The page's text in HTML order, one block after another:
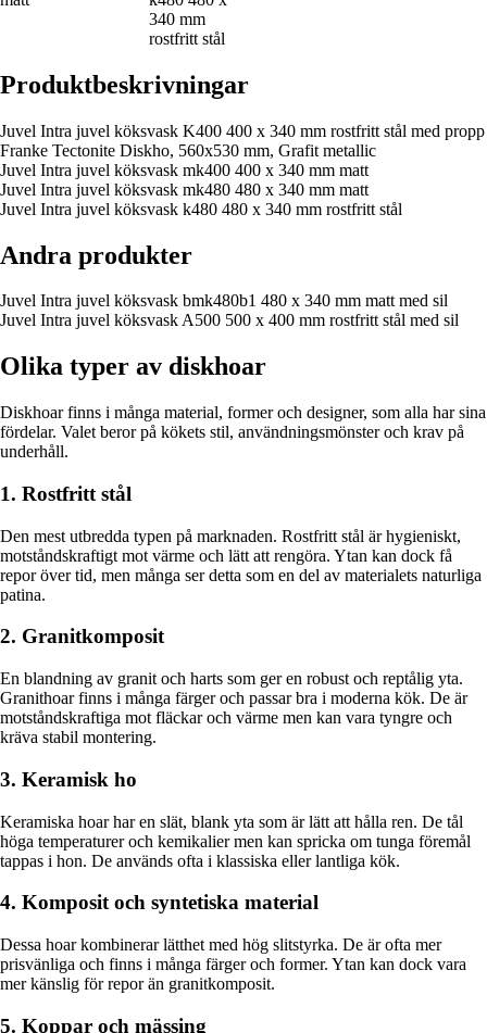
340 mm
rostfritt stål
Produktbeskrivningar
Juvel Intra juvel köksvask K400 400 x 340 mm rostfritt stål med propp
Franke Tectonite Diskho, 560x530 mm, Grafit metallic
Juvel Intra juvel köksvask mk400 400 x 340 mm matt
Juvel Intra juvel köksvask mk480 480 x 340 mm matt
Juvel Intra juvel köksvask k480 480 x 340 mm rostfritt stål
Andra produkter
Juvel Intra juvel köksvask bmk480b1 480 x 340 mm matt med sil
Juvel Intra juvel köksvask A500 500 x 400 mm rostfritt stål med sil
Olika typer av diskhoar
Diskhoar finns i många material, former och designer, som alla har sina
fördelar. Valet beror på kökets stil, användningsmönster och krav på
underhåll.
1. Rostfritt stål
Den mest utbredda typen på marknaden. Rostfritt stål är hygieniskt,
motståndskraftigt mot värme och lätt att rengöra. Ytan kan dock få
repor över tid, men många ser detta som en del av materialets naturliga
patina.
2. Granitkomposit
En blandning av granit och harts som ger en robust och reptålig yta.
Granithoar finns i många färger och passar bra i moderna kök. De är
motståndskraftiga mot fläckar och värme men kan vara tyngre och
kräva stabil montering.
3. Keramisk ho
Keramiska hoar har en slät, blank yta som är lätt att hålla ren. De tål
höga temperaturer och kemikalier men kan spricka om tunga föremål
tappas i hon. De används ofta i klassiska eller lantliga kök.
4. Komposit och syntetiska material
Dessa hoar kombinerar lätthet med hög slitstyrka. De är ofta mer
prisvänliga och finns i många färger och former. Ytan kan dock vara
mer känslig för repor än granitkomposit.
5. Koppar och mässing